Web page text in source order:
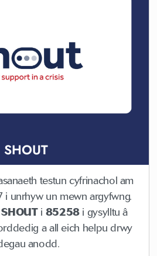
SHOUT
testun cyfrinachol am
unrhyw un mewn argyfwng.
SHOUTi 85258i gysylltu â
a all eich helpu drwy
anodd.